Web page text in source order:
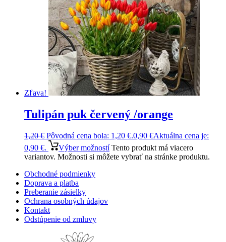
Zľava!
Tulipán puk červený /orange
1,20€ Pôvodná cena bola: 1,20 €.0,90 €Aktuálna cena je:
0,90 €.
Výber možností Tento produkt má viacero
variantov. Možnosti si môžete vybrať na stránke produktu.
Obchodné podmienky
Doprava a platba
Preberanie zásielky
Ochrana osobných údajov
Kontakt
Odstúpenie od zmluvy